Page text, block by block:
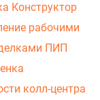
Конструктор
рабочими
ПИП
колл-центра